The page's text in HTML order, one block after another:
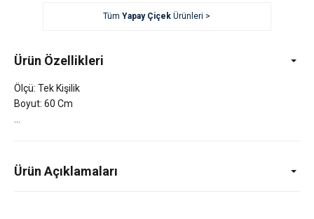
TümYapay Çiçek Ürünleri >
Ürün Özellikleri
Ölçü: Tek Kişilik
Boyut: 60 Cm
Ürün Açıklamaları